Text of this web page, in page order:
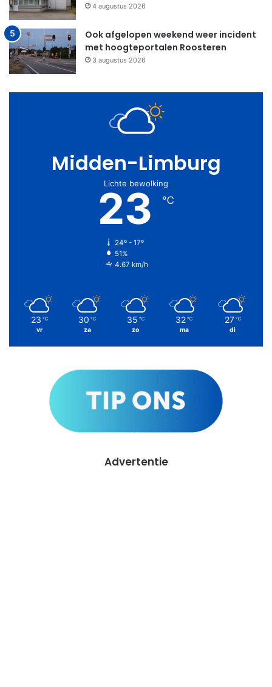
4 augustus 2026
Ook afgelopen weekend weer incident
met hoogteportalen Roosteren
3 augustus 2026
Midden-Limburg
Lichte bewolking
23 ℃
24º - 17º
51%
4.67 km/h
23 ℃
vr
30 ℃
za
35 ℃
zo
32 ℃
ma
27 ℃
di
Advertentie